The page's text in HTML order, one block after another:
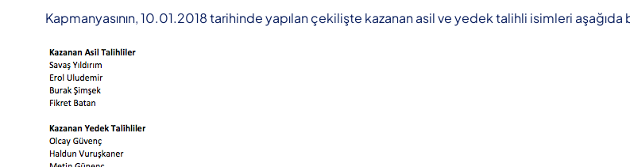
Kapmanyasının, 10.01.2018 tarihinde yapılan çekilişte kazanan asil ve yedek talihli isimleri